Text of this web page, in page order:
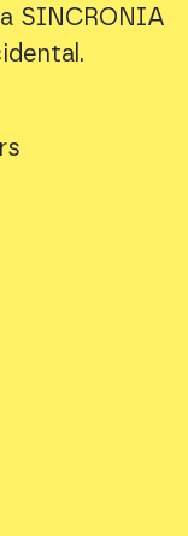
SINCRONIA